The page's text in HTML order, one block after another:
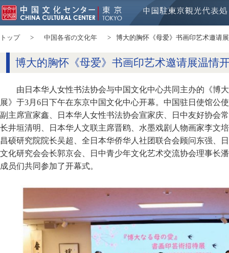
トップ 中国各省の文化年 博大的胸怀《母爱》书画印艺术邀请
博大的胸怀《母爱》书画印艺术邀请展温情
由日本华人女性书法协会与中国文化中心共同主办的《博
展》于3月6日下午在东京中国文化中心开幕。中国驻日使馆公
副主席宣家鑫、日本华人女性书法协会宣家庆、日中友好协会
长井垣清明、日本华人文联主席晋鸥、水墨戏剧人物画家李文
昌硕研究院院长吴超、全日本华侨华人社团联合会顾问东强、
文化研究会会长郭京会、日中青少年文化艺术交流协会理事长
成员们共同参加了开幕式。